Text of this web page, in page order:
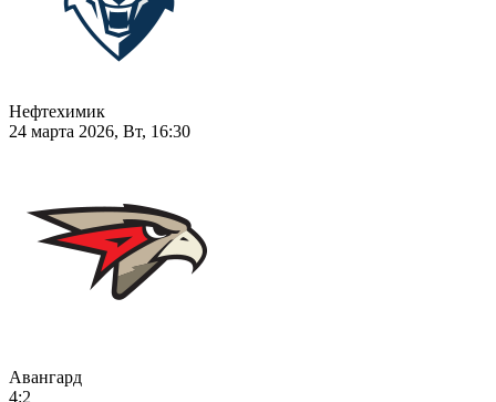
Нефтехимик
24 марта 2026, Вт, 16:30
Авангард
4:2